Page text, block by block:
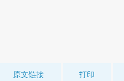
原文链接 打印